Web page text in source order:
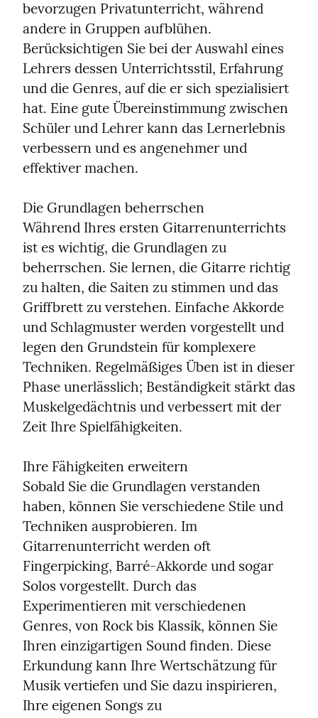
bevorzugen Privatunterricht, während
andere in Gruppen aufblühen.
Berücksichtigen Sie bei der Auswahl eines
Lehrers dessen Unterrichtsstil, Erfahrung
und die Genres, auf die er sich spezialisiert
hat. Eine gute Übereinstimmung zwischen
Schüler und Lehrer kann das Lernerlebnis
verbessern und es angenehmer und
effektiver machen.
Die Grundlagen beherrschen
Während Ihres ersten Gitarrenunterrichts
ist es wichtig, die Grundlagen zu
beherrschen. Sie lernen, die Gitarre richtig
zu halten, die Saiten zu stimmen und das
Griffbrett zu verstehen. Einfache Akkorde
und Schlagmuster werden vorgestellt und
legen den Grundstein für komplexere
Techniken. Regelmäßiges Üben ist in dieser
Phase unerlässlich; Beständigkeit stärkt das
Muskelgedächtnis und verbessert mit der
Zeit Ihre Spielfähigkeiten.
Ihre Fähigkeiten erweitern
Sobald Sie die Grundlagen verstanden
haben, können Sie verschiedene Stile und
Techniken ausprobieren. Im
Gitarrenunterricht werden oft
Fingerpicking, Barré-Akkorde und sogar
Solos vorgestellt. Durch das
Experimentieren mit verschiedenen
Genres, von Rock bis Klassik, können Sie
Ihren einzigartigen Sound finden. Diese
Erkundung kann Ihre Wertschätzung für
Musik vertiefen und Sie dazu inspirieren,
Ihre eigenen Songs zu